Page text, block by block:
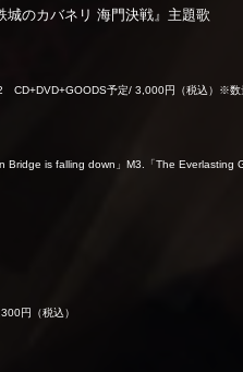
城のカバネリ 海門決戦』主題歌
CD+DVD+GOODS予定/ 3,000円（税込）※
Bridge is falling down」M3.「The Everlasting
円（税込）